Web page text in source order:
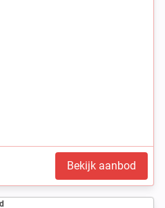
Bekijk aanbod